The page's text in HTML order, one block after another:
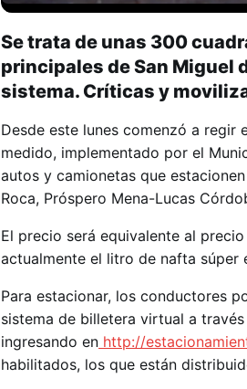
Se trata de unas 300
principales de San Miguel
sistema. Críticas y
Desde este lunes comenzó a regir
medido, implementado por el
autos y camionetas que
Roca, Próspero Mena-Lucas
El precio será equivalente al
actualmente el litro de nafta súper
Para estacionar, los conductores
sistema de billetera virtual a
ingresando en http://
habilitados, los que están